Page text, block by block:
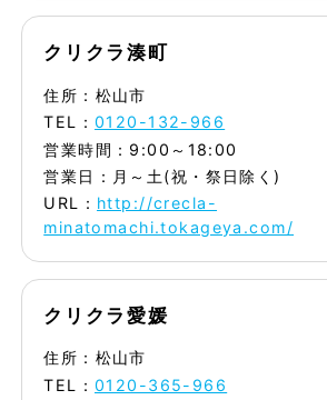
クリクラ湊町
住所：松山市
TEL： 0120-132-966
営業時間：9:00～18:00
営業日：月～土(祝・祭日除く)
URL： http://crecla-
minatomachi.tokageya.com/
クリクラ愛媛
住所：松山市
TEL： 0120-365-966